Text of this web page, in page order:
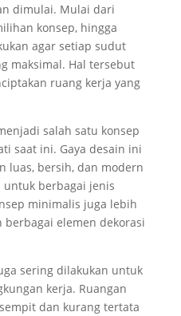
dimulai. Mulai dari
konsep, hingga
agar setiap sudut
maksimal. Hal tersebut
ruang kerja yang
salah satu konsep
saat ini. Gaya desain ini
luas, bersih, dan modern
untuk berbagai jenis
minimalis juga lebih
elemen dekorasi
sering dilakukan untuk
kerja. Ruangan
dan kurang tertata